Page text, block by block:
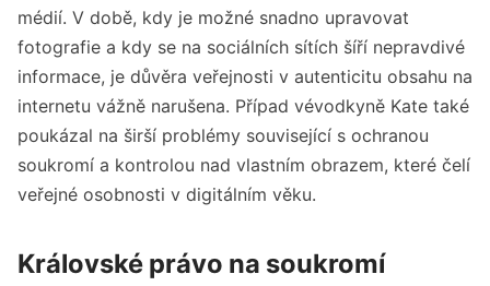
médií. V době, kdy je možné snadno upravovat
fotografie a kdy se na sociálních sítích šíří nepravdivé
informace, je důvěra veřejnosti v autenticitu obsahu na
internetu vážně narušena. Případ vévodkyně Kate také
poukázal na širší problémy související s ochranou
soukromí a kontrolou nad vlastním obrazem, které čelí
veřejné osobnosti v digitálním věku.
Královské právo na soukromí